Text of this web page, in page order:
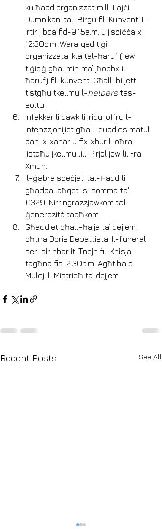
kulħadd organizzat mill-Lajċi
Dumnikani tal-Birgu fil-Kunvent. L-
irtir jibda fid-9:15a.m. u jispiċċa xi
12:30p.m. Wara qed tiġi
organizzata ikla tal-ħaruf (jew
tiġieġ għal min ma’ jħobbx il-
ħaruf) fil-kunvent. Għall-biljetti
tistgħu tkellmu l-helpers tas-
soltu.
Infakkar li dawk li jridu joffru l-
intenzzjonijiet għall-quddies matul
dan ix-xahar u fix-xhur l-oħra
jistgħu jkellmu lill-Pirjol jew lil Fra
Xmun.
Il-ġabra speċjali tal-Ħadd li
għadda laħqet is-somma ta'
€329. Nirringrazzjawkom tal-
ġenerozità tagħkom.
Għaddiet għall-ħajja ta’ dejjem
oħtna Doris Debattista. Il-funeral
ser isir nhar it-Tnejn fil-Knisja
tagħna fis-2:30p.m. Agħtiha o
Mulej il-Mistrieħ ta’ dejjem.
Recent Posts See All